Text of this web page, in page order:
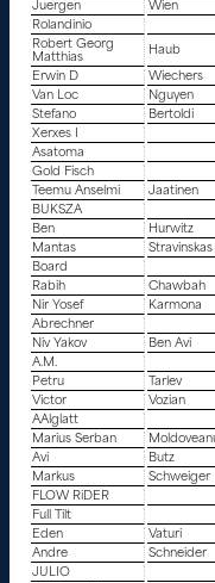
Juergen
Wien
Rolandinio
Robert Georg
Matthias
Haub
Erwin D
Wiechers
Van Loc
Nguyen
Stefano
Bertoldi
Xerxes I
Asatoma
Gold Fisch
Teemu Anselmi
Jaatinen
BUKSZA
Ben
Hurwitz
Mantas
Stravinskas
Board
Rabih
Chawbah
Nir Yosef
Karmona
Abrechner
Niv Yakov
Ben Avi
A.M.
Petru
Tarlev
Victor
Vozian
AAlglatt
Marius Serban
Avi
Butz
Markus
Schweiger
FLOW RiDER
Full Tilt
Eden
Vaturi
Andre
Schneider
JULIO